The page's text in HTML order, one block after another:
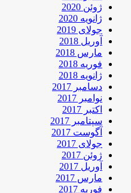
ژوئن 2020
ژانویه 2020
جولای 2019
آوریل 2018
مارس 2018
فوریه 2018
ژانویه 2018
دسامبر 2017
نوامبر 2017
اکتبر 2017
سپتامبر 2017
آگوست 2017
جولای 2017
ژوئن 2017
آوریل 2017
مارس 2017
فوریه 2017